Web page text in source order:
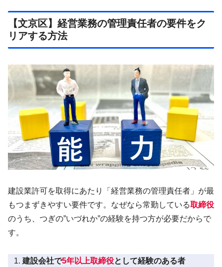
【文京区】経営業務の管理責任者の要件をク
リアする方法
建設業許可を取得にあたり「経営業務の管理責任者」が最
もつまずきやすい要件です。なぜなら常勤している取締役
のうち、つぎの”いづれか”の経験を持つ方が必要だからで
す。
建設会社で5年以上取締役として経験のある者